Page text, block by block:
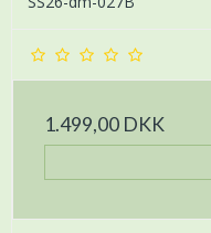
1.499,00 DKK